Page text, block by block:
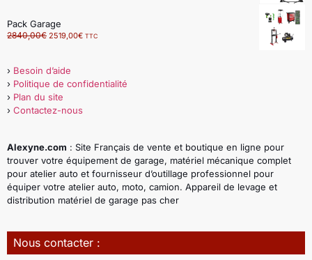
Pack Garage
2840,00€ 2519,00€ TTC
› Besoin d’aide
› Politique de confidentialité
› Plan du site
› Contactez-nous
Alexyne.com : Site Français de vente et boutique en ligne pour
trouver votre équipement de garage, matériel mécanique complet
pour atelier auto et fournisseur d’outillage professionnel pour
équiper votre atelier auto, moto, camion. Appareil de levage et
distribution matériel de garage pas cher
Nous contacter :